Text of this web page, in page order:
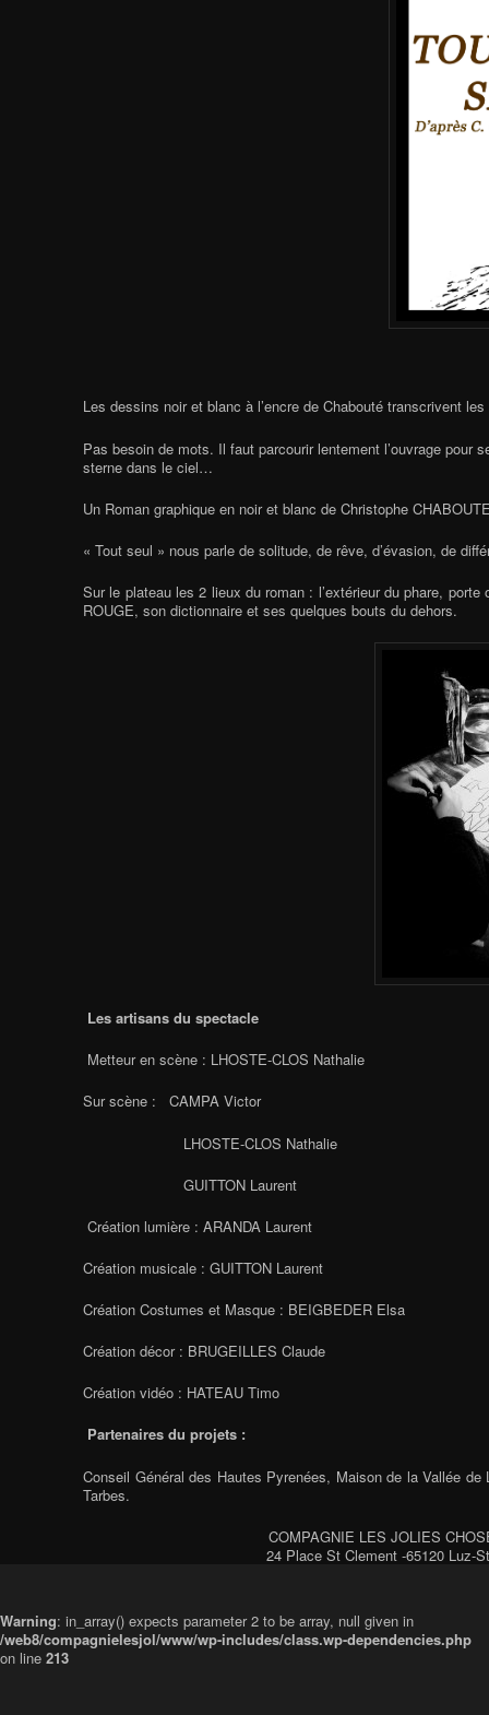
Les dessins noir et blanc à l’encre de Chabouté transcrivent
Pas besoin de mots. Il faut parcourir lentement l’ouvrage pour
sterne dans le ciel…
Un Roman graphique en noir et blanc de Christophe
« Tout seul » nous parle de solitude, de rêve, d’évasion, de
Sur le plateau les 2 lieux du roman : l’extérieur du phare,
ROUGE, son dictionnaire et ses quelques bouts du dehors.
Les artisans du spectacle
Metteur en scène : LHOSTE-CLOS Nathalie
Sur scène : CAMPA Victor
LHOSTE-CLOS Nathalie
GUITTON Laurent
Création lumière : ARANDA Laurent
Création musicale : GUITTON Laurent
Création Costumes et Masque : BEIGBEDER Elsa
Création décor : BRUGEILLES Claude
Création vidéo : HATEAU Timo
Partenaires du projets :
Conseil Général des Hautes Pyrenées, Maison de la Vallée
Tarbes.
COMPAGNIE LES JOLIES
24 Place St Clement -65120 Luz-
Warning: in_array() expects parameter 2 to be array, null given in
/web8/compagnielesjol/www/wp-includes/class.wp-dependencies.php
on line 213